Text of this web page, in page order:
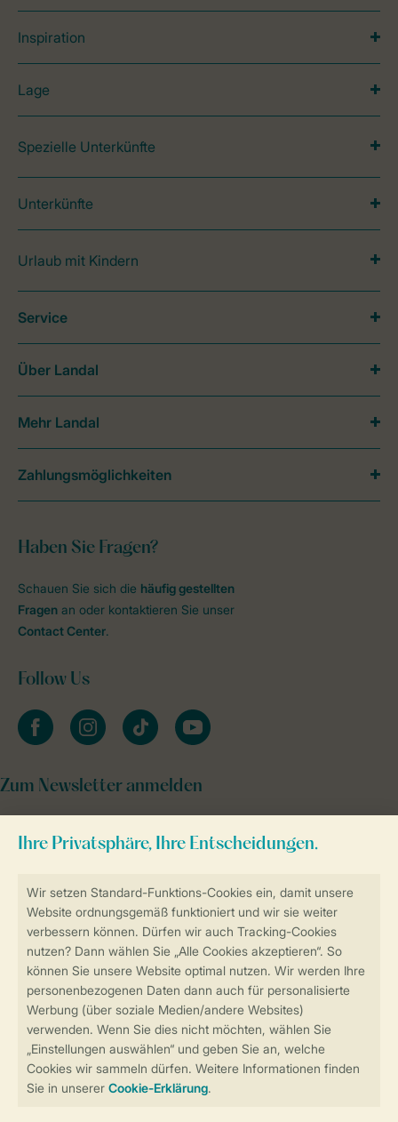
Sicherstellung Deiner Privatsphäre
Sicher und schnell zur Online-Buchung
Sichere Datenübertragung
Sicheres Bezahlen
Inspiration
Lage
Spezielle Unterkünfte
Unterkünfte
Urlaub mit Kindern
Haben Sie Fragen?
Schauen Sie sich die häufig gestellten
Fragen an oder kontaktieren Sie unser
Contact Center.
Follow Us
facebookinstagramtiktok youtube
Zum Newsletter anmelden
Service
Über Landal
Mehr Landal
Zahlungsmöglichkeiten